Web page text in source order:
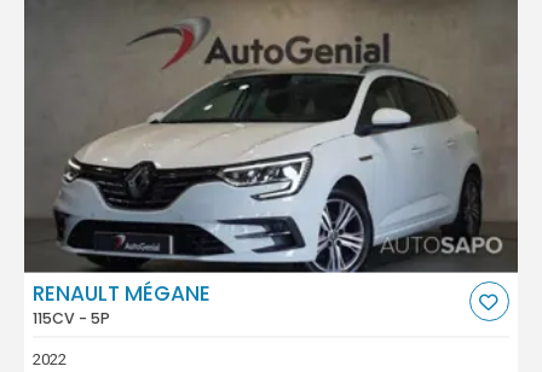
RENAULT MÉGANE
115CV - 5P
2022